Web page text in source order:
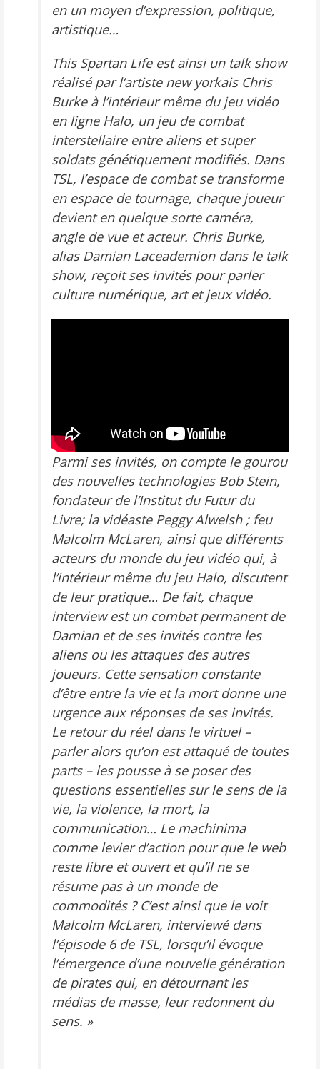
en un moyen d’expression, politique,
artistique…
This Spartan Lifeest ainsi un talk show
réalisé par l’artiste new yorkais Chris
Burke à l’intérieur même du jeu vidéo
en ligne Halo, un jeu de combat
interstellaire entre aliens et super
soldats génétiquement modifiés. Dans
TSL, l’espace de combat se transforme
en espace de tournage, chaque joueur
devient en quelque sorte caméra,
angle de vue et acteur. Chris Burke,
alias Damian Laceademion dans le talk
show, reçoit ses invités pour parler
culture numérique, art et jeux vidéo.
Parmi ses invités, on compte le gourou
des nouvelles technologies Bob Stein,
fondateur de l’Institut du Futur du
Livre; la vidéaste Peggy Alwelsh ; feu
Malcolm McLaren, ainsi que différents
acteurs du monde du jeu vidéo qui, à
l’intérieur même du jeu Halo, discutent
de leur pratique… De fait, chaque
interview est un combat permanent de
Damian et de ses invités contre les
aliens ou les attaques des autres
joueurs. Cette sensation constante
d’être entre la vie et la mort donne une
urgence aux réponses de ses invités.
Le retour du réel dans le virtuel –
parler alors qu’on est attaqué de toutes
parts – les pousse à se poser des
questions essentielles sur le sens de la
vie, la violence, la mort, la
communication… Le machinima
comme levier d’action pour que le web
reste libre et ouvert et qu’il ne se
résume pas à un monde de
commodités ? C’est ainsi que le voit
Malcolm McLaren, interviewé dans
l’épisode 6 de TSL, lorsqu’il évoque
l’émergence d’une nouvelle génération
de pirates qui, en détournant les
médias de masse, leur redonnent du
sens. »